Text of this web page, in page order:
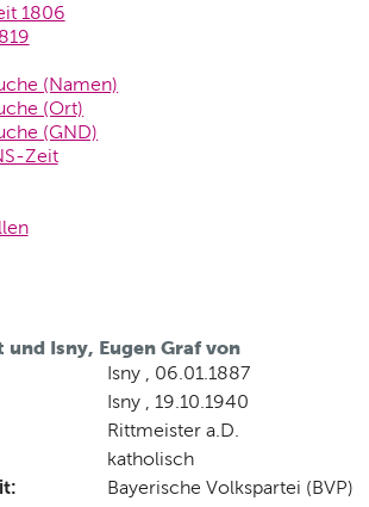
1806
(Namen)
(Ort)
(GND)
Zeit
Isny, Eugen Graf von
Isny , 06.01.1887
Isny , 19.10.1940
Rittmeister a.D.
katholisch
Bayerische Volkspartei (BVP)